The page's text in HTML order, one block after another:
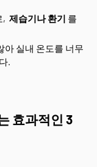
, 제습기나 환기 를
아 실내 온도를 너무
.
효과적인 3